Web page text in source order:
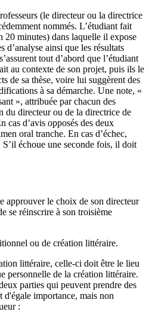
(le directeur ou la directrice
nommés. L’étudiant fait
20 minutes) dans laquelle il expose
d’analyse ainsi que les résultats
tout d’abord que l’étudiant
au contexte de son projet, puis ils le
de sa thèse, voire lui suggèrent des
à sa démarche. Une note, «
», attribuée par chacun des
du directeur ou de la directrice de
cas d’avis opposés des deux
oral tranche. En cas d’échec,
échoue une seconde fois, il doit
approuver le choix de son directeur
se réinscrire à son troisième
ou de création littéraire.
littéraire, celle-ci doit être le lieu
personnelle de la création littéraire.
parties qui peuvent prendre des
d'égale importance, mais non
: